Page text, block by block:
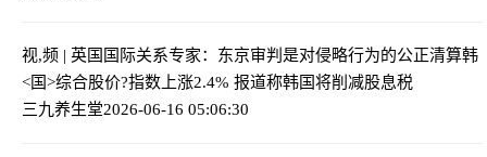
视,频 | 英国国际关系专家：东京审判是对侵略行为的公正清算韩
<国>综合股价?指数上涨2.4% 报道称韩国将削减股息税
三九养生堂2026-06-16 05:06:30